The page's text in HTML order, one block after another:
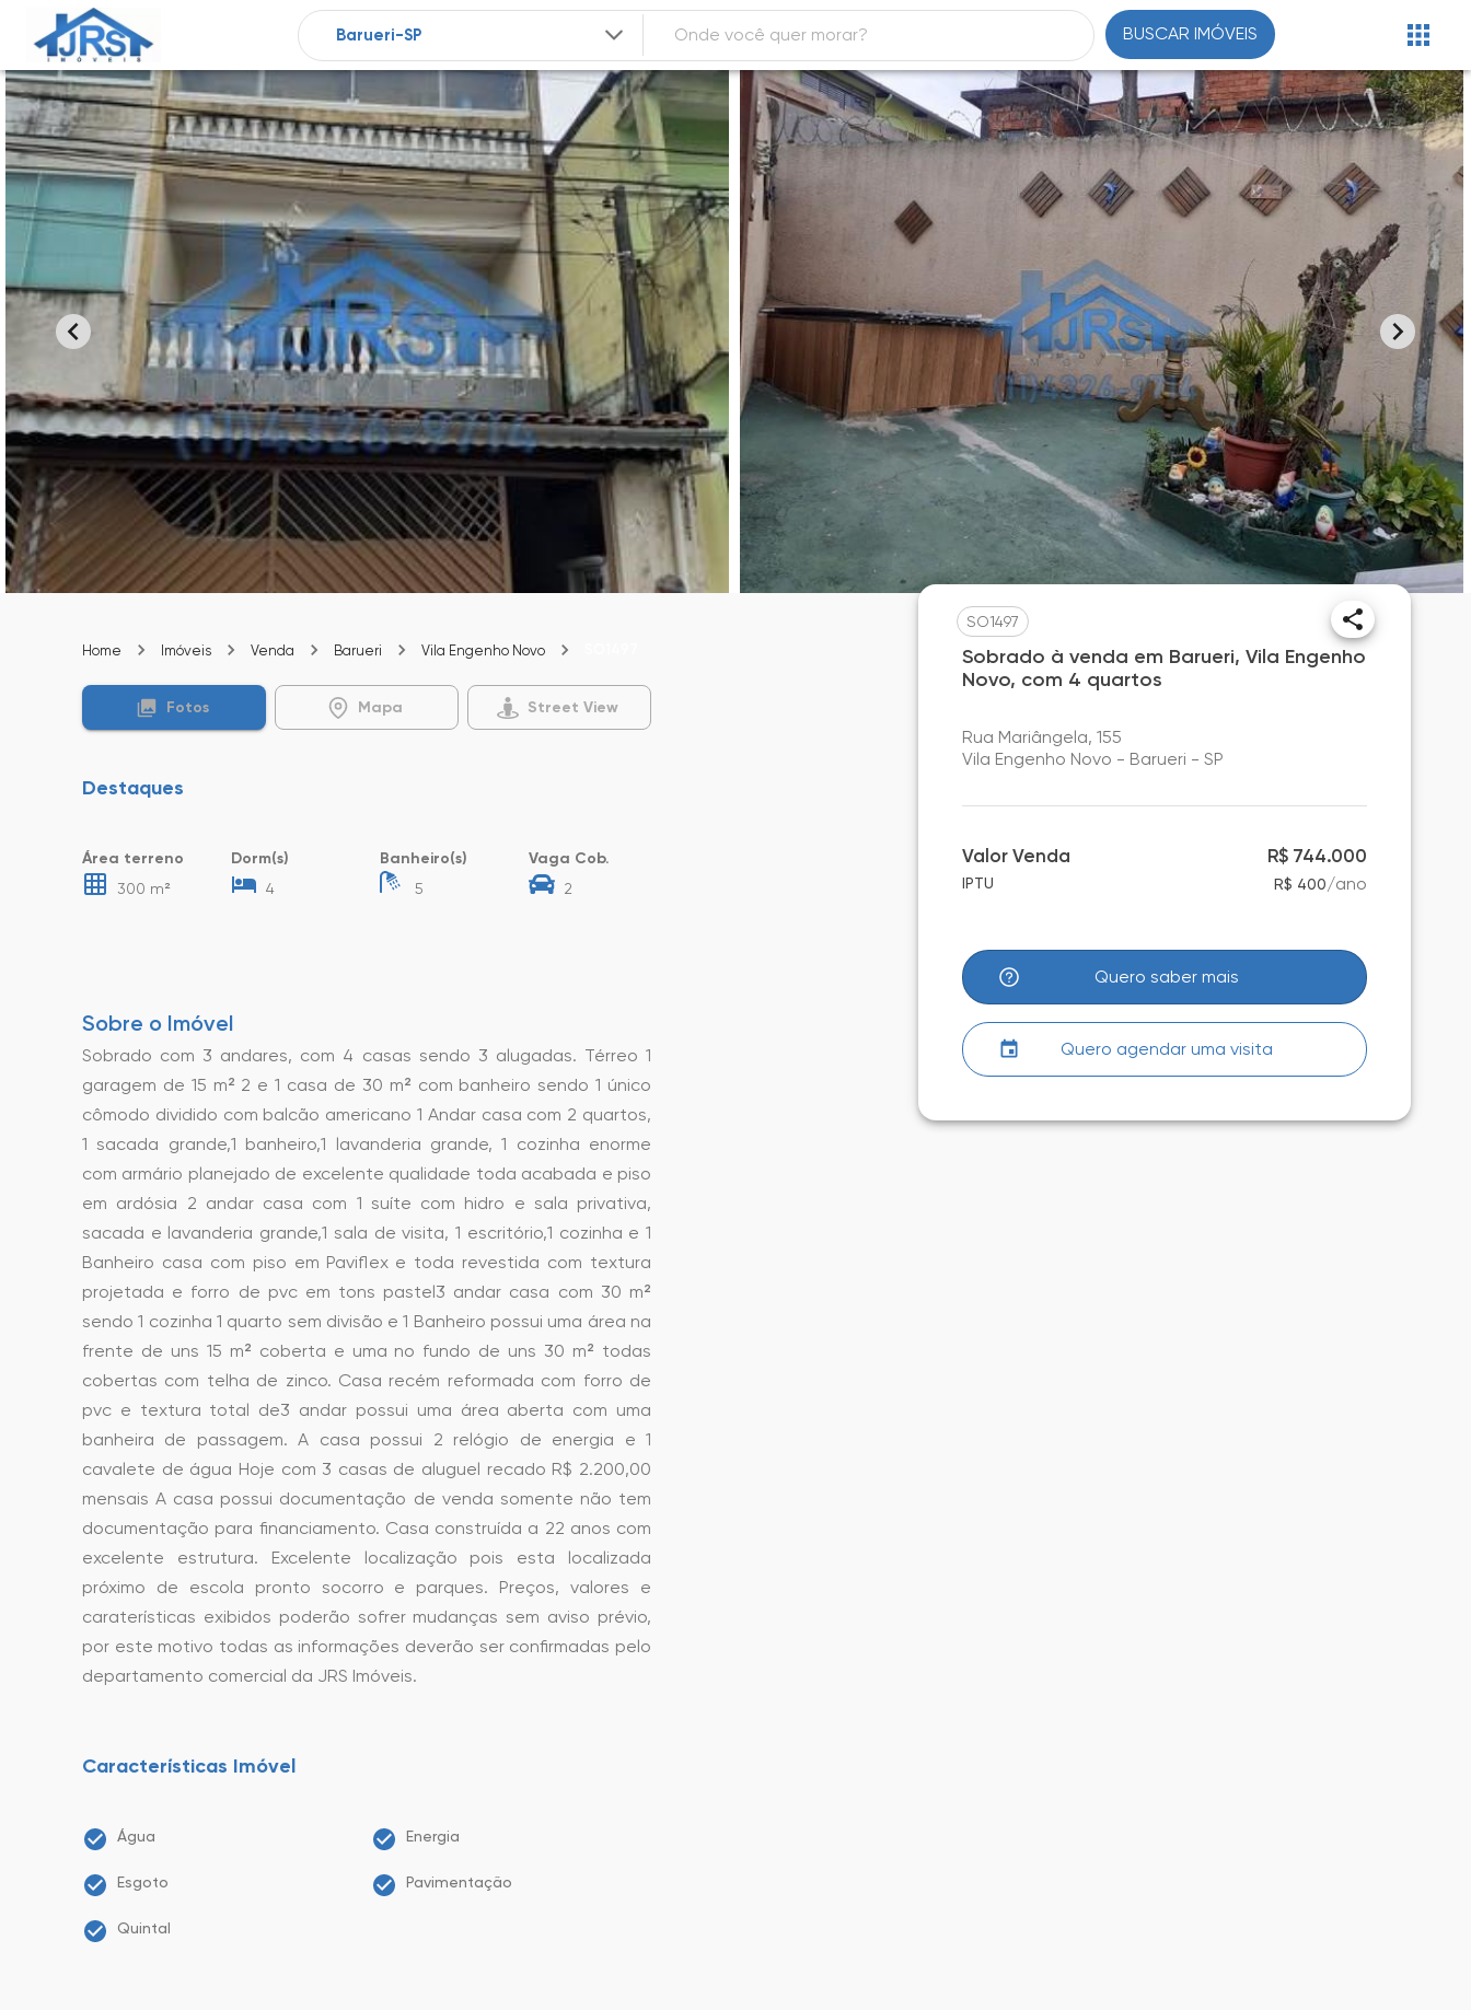
BUSCAR IMÓVEIS
Home Imóveis Venda Barueri Vila Engenho Novo
Fotos Mapa Street View
Destaques
Área terreno
300 m²
Dorm(s)
4
Banheiro(s)
5
Vaga Cob.
2
Sobre o Imóvel
Sobrado com 3 andares, com 4 casas sendo 3 alugadas. Térreo 1
garagem de 15 m² 2 e 1 casa de 30 m² com banheiro sendo 1 único
cômodo dividido com balcão americano 1 Andar casa com 2 quartos,
1 sacada grande,1 banheiro,1 lavanderia grande, 1 cozinha enorme
com armário planejado de excelente qualidade toda acabada e piso
em ardósia 2 andar casa com 1 suíte com hidro e sala privativa,
sacada e lavanderia grande,1 sala de visita, 1 escritório,1 cozinha e 1
Banheiro casa com piso em Paviflex e toda revestida com textura
projetada e forro de pvc em tons pastel3 andar casa com 30 m²
sendo 1 cozinha 1 quarto sem divisão e 1 Banheiro possui uma área na
frente de uns 15 m² coberta e uma no fundo de uns 30 m² todas
cobertas com telha de zinco. Casa recém reformada com forro de
pvc e textura total de3 andar possui uma área aberta com uma
banheira de passagem. A casa possui 2 relógio de energia e 1
cavalete de água Hoje com 3 casas de aluguel recado R$ 2.200,00
mensais A casa possui documentação de venda somente não tem
documentação para financiamento. Casa construída a 22 anos com
excelente estrutura. Excelente localização pois esta localizada
próximo de escola pronto socorro e parques. Preços, valores e
caraterísticas exibidos poderão sofrer mudanças sem aviso prévio,
por este motivo todas as informações deverão ser confirmadas pelo
departamento comercial da JRS Imóveis.
Características Imóvel
Água Energia
Esgoto Pavimentação
Quintal
SO1497
Sobrado à venda em Barueri, Vila Engenho
Novo, com 4 quartos
Rua Mariângela, 155
Vila Engenho Novo - Barueri - SP
Valor Venda R$ 744.000
IPTU R$ 400/ano
Quero saber mais
Quero agendar uma visita